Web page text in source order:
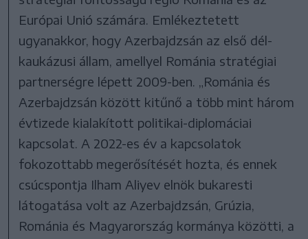
Európai Unió számára. Emlékeztetett
ugyanakkor, hogy Azerbajdzsán az első dél-
kaukázusi állam, amellyel Románia stratégiai
partnerségre lépett 2009-ben. „Románia és
Azerbajdzsán között kitűnő a több mint három
évtizede kialakított politikai-diplomáciai
kapcsolat. A 2022-es év a kapcsolatok
fokozottabb megerősítését hozta, és ennek
csúcspontja Ilham Aliyev elnök bukaresti
látogatása volt az Azerbajdzsán, Grúzia,
Románia és Magyarország kormánya közötti, a